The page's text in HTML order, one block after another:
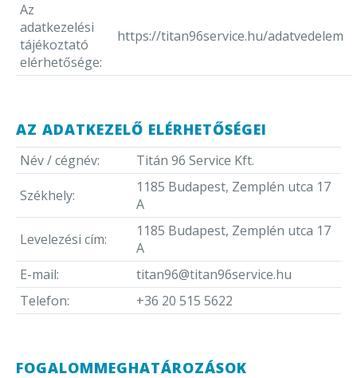
Az
adatkezelési
tájékoztató
elérhetősége:
https://titan96service.hu/adatvedelem
AZ ADATKEZELŐ ELÉRHETŐSÉGEI
Név / cégnév:
Titán 96 Service Kft.
Székhely:
1185 Budapest, Zemplén utca 17
A
Levelezési cím:
1185 Budapest, Zemplén utca 17
A
E-mail:
titan96@titan96service.hu
Telefon:
+36 20 515 5622
FOGALOMMEGHATÁROZÁSOK